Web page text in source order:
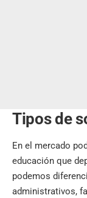
Tipos de
En el mercado
educación que
podemos
administrativos,